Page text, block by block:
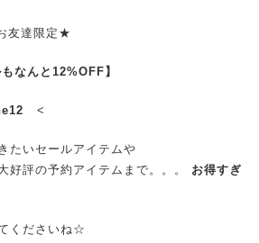
友達限定★
なんと12%OFF】
<
たいセールアイテムや
好評の予約アイテムまで。。。
お得すぎ
くださいね☆